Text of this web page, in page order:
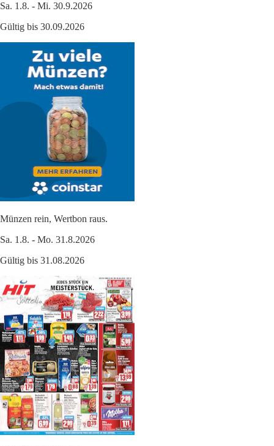
Sa. 1.8. - Mi. 30.9.2026
Gültig bis 30.09.2026
Münzen rein, Wertbon raus.
Sa. 1.8. - Mo. 31.8.2026
Gültig bis 31.08.2026